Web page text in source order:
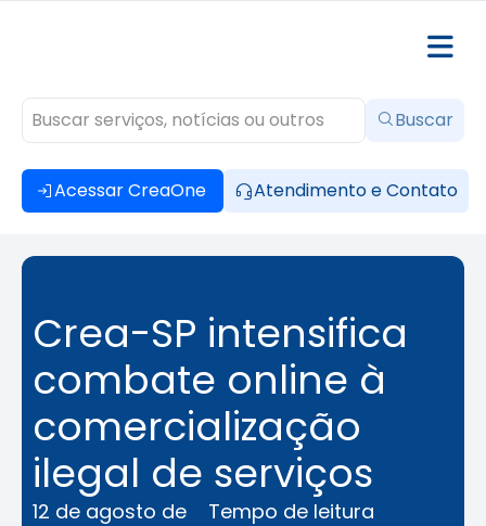
Acessar CreaOne Atendimento e Contato
Buscar
Crea-SP intensifica
combate online à
comercialização
ilegal de serviços
12 de agosto de
Tempo de leitura